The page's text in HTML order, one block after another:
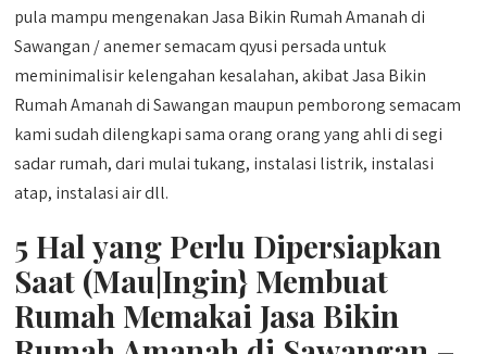
pula mampu mengenakan Jasa Bikin Rumah Amanah di
Sawangan / anemer semacam qyusi persada untuk
meminimalisir kelengahan kesalahan, akibat Jasa Bikin
Rumah Amanah di Sawangan maupun pemborong semacam
kami sudah dilengkapi sama orang orang yang ahli di segi
sadar rumah, dari mulai tukang, instalasi listrik, instalasi
atap, instalasi air dll.
5 Hal yang Perlu Dipersiapkan
Saat (Mau|Ingin} Membuat
Rumah Memakai Jasa Bikin